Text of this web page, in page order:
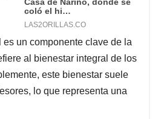
es un componente clave de la
al bienestar integral de los
este bienestar suele
lo que representa una